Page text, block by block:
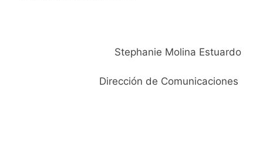
Stephanie Molina Estuardo
Dirección de Comunicaciones